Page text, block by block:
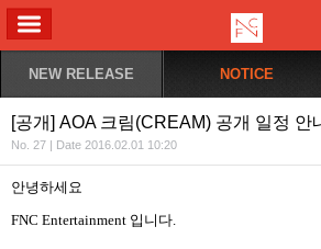
NEW RELEASE NOTICE
[공개] AOA 크림(CREAM) 공개 일정 안
No. 27 | Date 2016.02.01 10:20
안녕하세요
FNC Entertainment 입니다